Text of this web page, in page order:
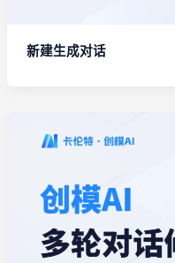
新建生成对话